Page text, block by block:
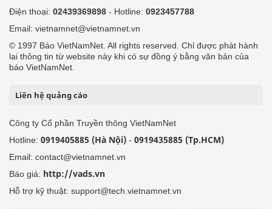
Điện thoại: 02439369898 - Hotline: 0923457788
Email: vietnamnet@vietnamnet.vn
© 1997 Báo VietNamNet. All rights reserved. Chỉ được phát hành
lại thông tin từ website này khi có sự đồng ý bằng văn bản của
báo VietNamNet.
Liên hệ quảng cáo
Công ty Cổ phần Truyền thông VietNamNet
Hotline: 0919405885 (Hà Nội) - 0919435885 (Tp.HCM)
Email: contact@vietnamnet.vn
Báo giá: http://vads.vn
Hỗ trợ kỹ thuật: support@tech.vietnamnet.vn